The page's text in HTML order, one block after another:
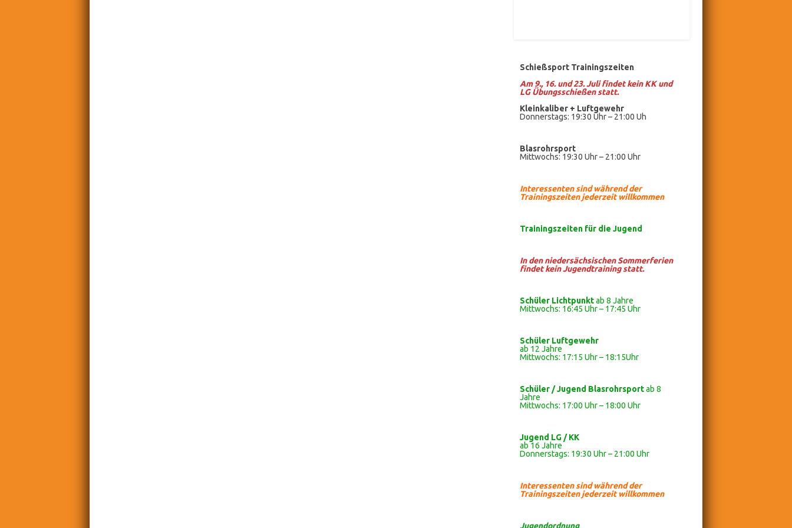
Schießsport Trainingszeiten
Am 9., 16. und 23. Juli findet kein KK und
LG Übungsschießen statt.
Kleinkaliber + Luftgewehr
Donnerstags: 19:30 Uhr – 21:00 Uh
Blasrohrsport
Mittwochs: 19:30 Uhr – 21:00 Uhr
Interessenten sind während der
Trainingszeiten jederzeit willkommen
Trainingszeiten für die Jugend
In den niedersächsischen Sommerferien
findet kein Jugendtraining statt.
Schüler Lichtpunktab 8 Jahre
Mittwochs: 16:45 Uhr – 17:45 Uhr
Schüler Luftgewehr
ab 12 Jahre
Mittwochs: 17:15 Uhr – 18:15Uhr
Schüler / Jugend Blasrohrsportab 8
Jahre
Mittwochs: 17:00 Uhr – 18:00 Uhr
Jugend LG / KK
ab 16 Jahre
Donnerstags: 19:30 Uhr – 21:00 Uhr
Interessenten sind während der
Trainingszeiten jederzeit willkommen
Jugendordnung